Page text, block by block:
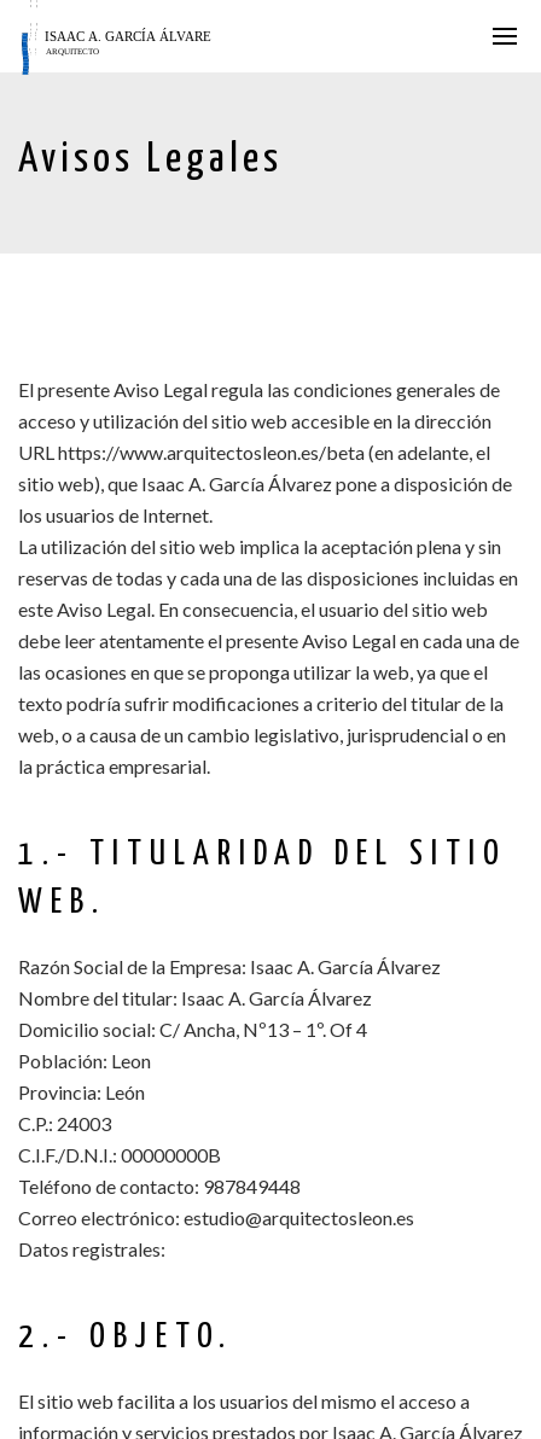
Avisos Legales
El presente Aviso Legal regula las condiciones generales de
acceso y utilización del sitio web accesible en la dirección
URL https://www.arquitectosleon.es/beta (en adelante, el
sitio web), que Isaac A. García Álvarez pone a disposición de
los usuarios de Internet.
La utilización del sitio web implica la aceptación plena y sin
reservas de todas y cada una de las disposiciones incluidas en
este Aviso Legal. En consecuencia, el usuario del sitio web
debe leer atentamente el presente Aviso Legal en cada una de
las ocasiones en que se proponga utilizar la web, ya que el
texto podría sufrir modificaciones a criterio del titular de la
web, o a causa de un cambio legislativo, jurisprudencial o en
la práctica empresarial.
1.- TITULARIDAD DEL SITIO
WEB.
Razón Social de la Empresa: Isaac A. García Álvarez
Nombre del titular: Isaac A. García Álvarez
Domicilio social: C/ Ancha, Nº13 – 1º. Of 4
Población: Leon
Provincia: León
C.P.: 24003
C.I.F./D.N.I.: 00000000B
Teléfono de contacto: 987849448
Correo electrónico: estudio@arquitectosleon.es
Datos registrales:
2.- OBJETO.
El sitio web facilita a los usuarios del mismo el acceso a
información y servicios prestados por Isaac A. García Álvarez